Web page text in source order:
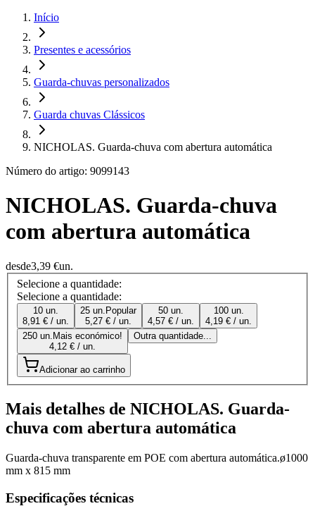
Início
Presentes e acessórios
Guarda-chuvas personalizados
Guarda chuvas Clássicos
NICHOLAS. Guarda-chuva com abertura automática
Número do artigo: 9099143
NICHOLAS. Guarda-chuva
com abertura automática
desde3,39 €un.
Selecione a quantidade:
Selecione a quantidade:
10 un.
8,91 € / un.
25 un. Popular
5,27 € / un.
50 un.
4,57 € / un.
100 un.
4,19 € / un.
250 un. Mais económico!
4,12 € / un.
Outra quantidade...
Adicionar ao carrinho
Mais detalhes de NICHOLAS. Guarda-
chuva com abertura automática
Guarda-chuva transparente em POE com abertura automática.ø1000
mm x 815 mm
Especificações técnicas